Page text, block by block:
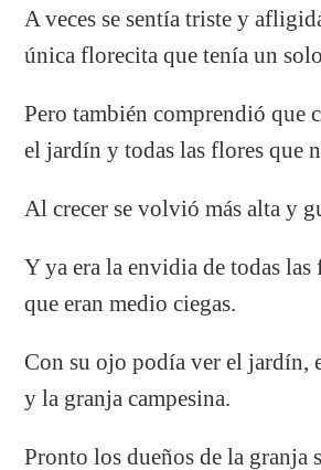
A veces se sentía triste y
única florecita que tenía un
Pero también comprendió que
el jardín y todas las flores que
Al crecer se volvió más alta y
Y ya era la envidia de todas
que eran medio ciegas.
Con su ojo podía ver el jardín,
y la granja campesina.
Pronto los dueños de la granja